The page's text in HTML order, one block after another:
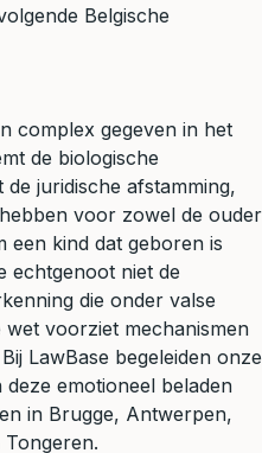
Belgische
complex gegeven in het
de biologische
juridische afstamming,
voor zowel de ouder
een kind dat geboren is
echtgenoot niet de
die onder valse
voorziet mechanismen
LawBase begeleiden onze
emotioneel beladen
in Brugge, Antwerpen,